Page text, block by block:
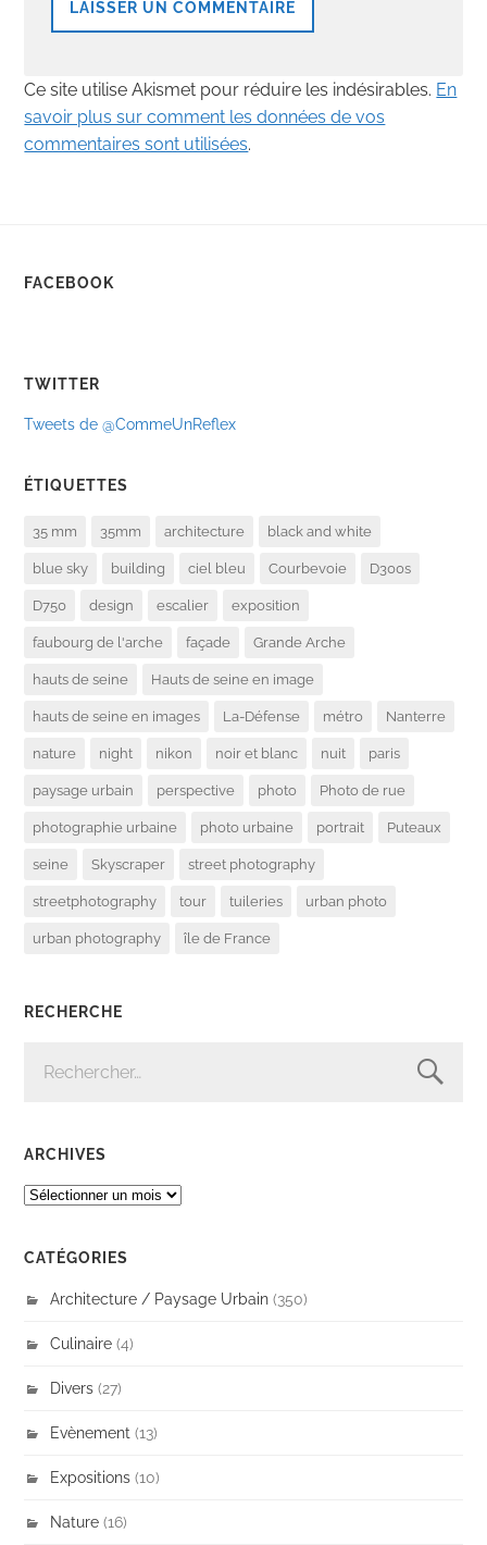
Ce site utilise Akismet pour réduire les indésirables. En
savoir plus sur comment les données de vos
commentaires sont utilisées.
FACEBOOK
TWITTER
Tweets de @CommeUnReflex
ÉTIQUETTES
35 mm 35mm architecture black and white
blue sky building ciel bleu Courbevoie D300s
D750 design escalier exposition
faubourg de l'arche façade Grande Arche
hauts de seine Hauts de seine en image
hauts de seine en images La-Défense métro Nanterre
nature night nikon noir et blanc nuit paris
paysage urbain perspective photo Photo de rue
photographie urbaine photo urbaine portrait Puteaux
seine Skyscraper street photography
streetphotography tour tuileries urban photo
urban photography île de France
RECHERCHE
ARCHIVES
ARCHIVES
CATÉGORIES
Architecture / Paysage Urbain (350)
Culinaire (4)
Divers (27)
Evènement (13)
Expositions (10)
Nature (16)